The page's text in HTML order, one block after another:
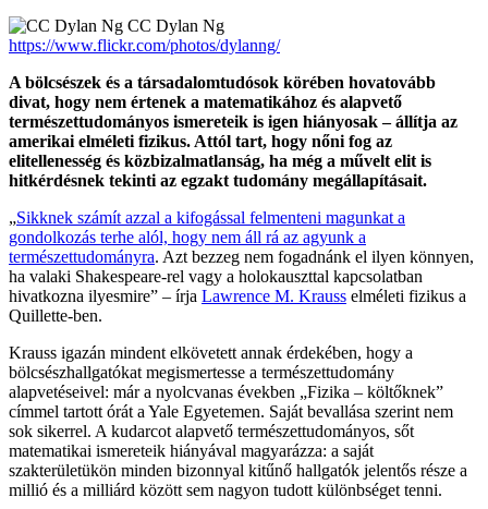
CC Dylan Ng
https://www.flickr.com/photos/dylanng/
A bölcsészek és a társadalomtudósok körében hovatovább
divat, hogy nem értenek a matematikához és alapvető
természettudományos ismereteik is igen hiányosak – állítja az
amerikai elméleti fizikus. Attól tart, hogy nőni fog az
elitellenesség és közbizalmatlanság, ha még a művelt elit is
hitkérdésnek tekinti az egzakt tudomány megállapításait.
„Sikknek számít azzal a kifogással felmenteni magunkat a
gondolkozás terhe alól, hogy nem áll rá az agyunk a
természettudományra. Azt bezzeg nem fogadnánk el ilyen könnyen,
ha valaki Shakespeare-rel vagy a holokauszttal kapcsolatban
hivatkozna ilyesmire” – írja Lawrence M. Krauss elméleti fizikus a
Quillette-ben.
Krauss igazán mindent elkövetett annak érdekében, hogy a
bölcsészhallgatókat megismertesse a természettudomány
alapvetéseivel: már a nyolcvanas években „Fizika – költőknek”
címmel tartott órát a Yale Egyetemen. Saját bevallása szerint nem
sok sikerrel. A kudarcot alapvető természettudományos, sőt
matematikai ismereteik hiányával magyarázza: a saját
szakterületükön minden bizonnyal kitűnő hallgatók jelentős része a
millió és a milliárd között sem nagyon tudott különbséget tenni.